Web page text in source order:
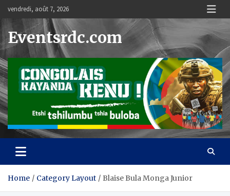
content
vendredi, août 7, 2026
Eventsrdc.com
Home Category Layout Blaise Bula Monga Junior